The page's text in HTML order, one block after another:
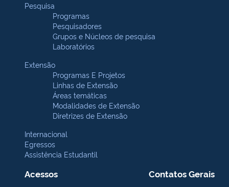
Pesquisa
Programas
Pesquisadores
Grupos e Núcleos de pesquisa
Laboratórios
Extensão
Programas E Projetos
Linhas de Extensão
Áreas temáticas
Modalidades de Extensão
Diretrizes de Extensão
Internacional
Egressos
Assistência Estudantil
Acessos Contatos Gerais